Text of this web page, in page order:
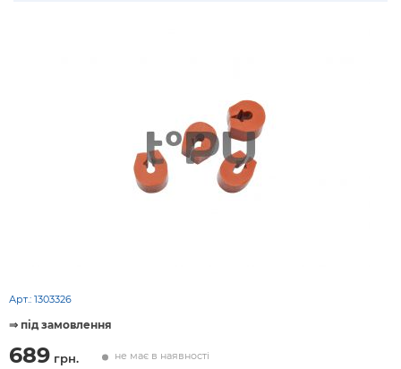
Арт.: 1303326
⇒ під замовлення
689 грн. не має в наявності